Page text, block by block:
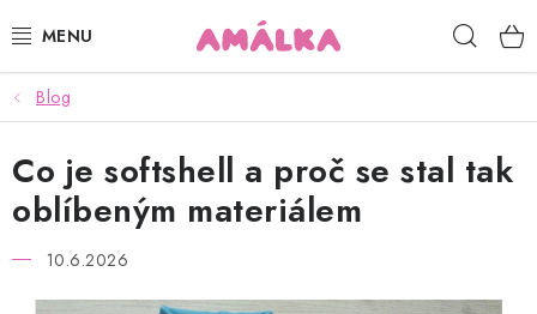
na
KOJENECKÉ, DĚTSKÉ OBLEČENÍ
ČEPICE, RUKAVICE, NÁKRČNÍKY
OSUŠKY, BRYNDÁKY, DEKY, DOPLŇKY
Blog
Co je softshell a proč se stal tak
oblíbeným materiálem
10.6.2026